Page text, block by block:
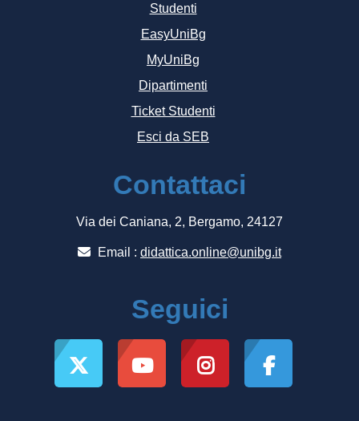
Studenti
EasyUniBg
MyUniBg
Dipartimenti
Ticket Studenti
Esci da SEB
Contattaci
Via dei Caniana, 2, Bergamo, 24127
Email : didattica.online@unibg.it
Seguici